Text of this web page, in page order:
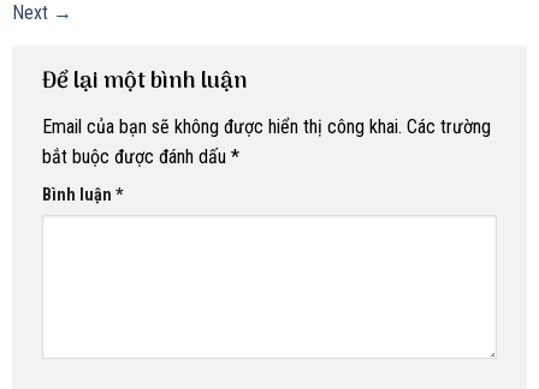
Next →
Để lại một bình luận
Email của bạn sẽ không được hiển thị công khai. Các trường
bắt buộc được đánh dấu *
Bình luận *